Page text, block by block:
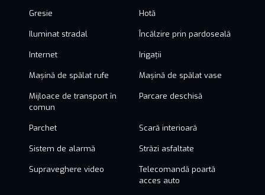
Gresie Hotă
Iluminat stradal Încălzire prin pardoseală
Internet Irigații
Mașină de spălat rufe Mașină de spălat vase
Mijloace de transport în
comun
Parcare deschisă
Parchet Scară interioară
Sistem de alarmă Străzi asfaltate
Supraveghere video
Telecomandă poartă
acces auto